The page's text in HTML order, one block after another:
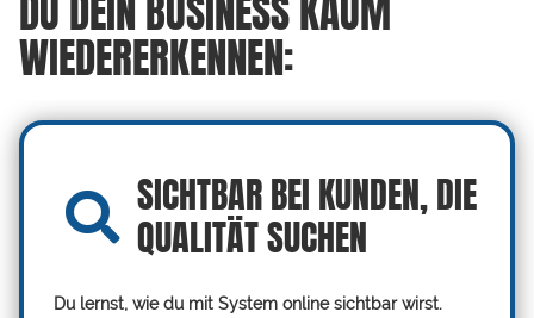
WIEDERERKENNEN:
SICHTBAR BEI KUNDEN, DIE
QUALITÄT SUCHEN
Du lernst, wie du mit System online sichtbar wirst.